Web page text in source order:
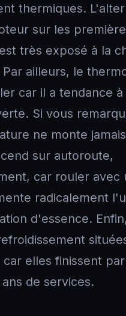
thermiques.
sur les
très exposé à la
ailleurs, le
car il a tendance
Si vous
ne monte
sur autoroute,
car rouler avec
radicalement
d'essence.
elles finissent par
de services.